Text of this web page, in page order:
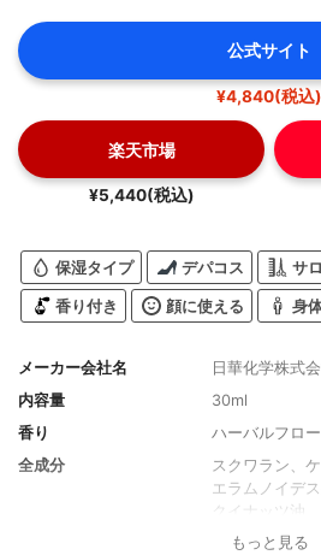
公式サイト
¥4,840(税込)
楽天市場
¥5,440(税込)
保湿タイプ デパコス サ
香り付き 顔に使える 身
メーカー会社名
日華化学株式
内容量
30ml
香り
ハーバルフロ
全成分
スクワラン、
エラムノイデ
クイナッツ油
アーモンド油
もっと見る